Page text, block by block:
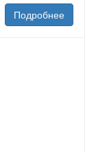
Подробнее